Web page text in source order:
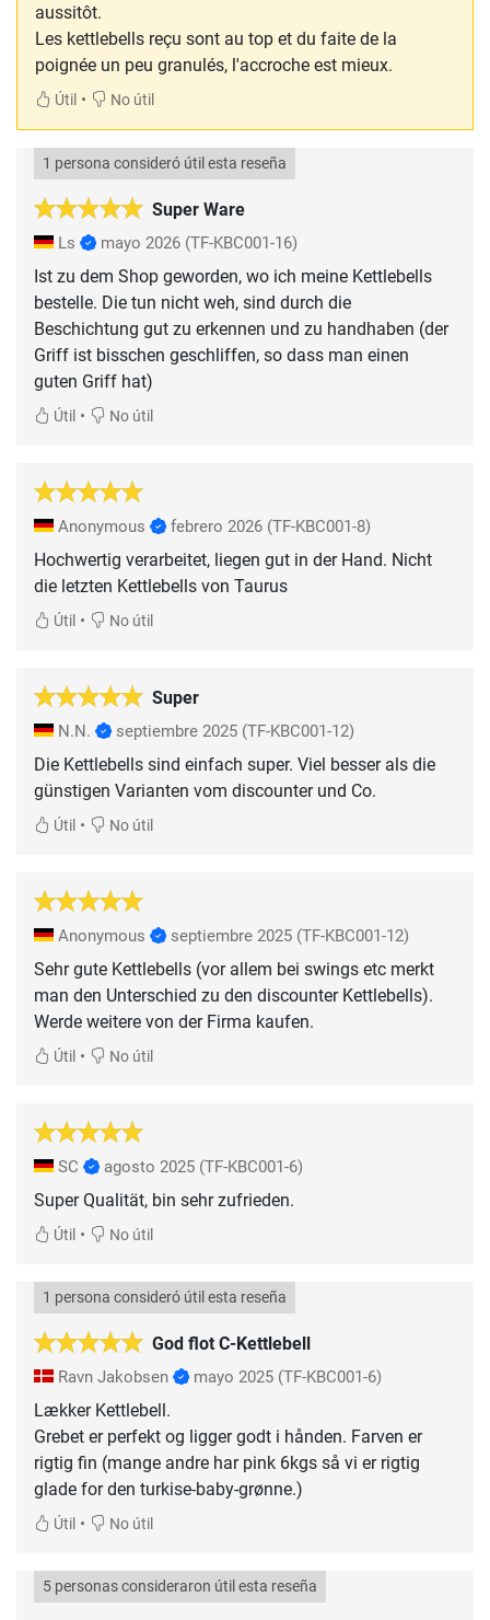
aussitôt.
Les kettlebells reçu sont au top et du faite de la
poignée un peu granulés, l'accroche est mieux.
Útil • No útil
Super Ware
1 persona consideró útil esta reseña
Ls mayo 2026 (TF-KBC001-16)
Ist zu dem Shop geworden, wo ich meine Kettlebells
bestelle. Die tun nicht weh, sind durch die
Beschichtung gut zu erkennen und zu handhaben (der
Griff ist bisschen geschliffen, so dass man einen
guten Griff hat)
Útil • No útil
Anonymous febrero 2026 (TF-KBC001-8)
Hochwertig verarbeitet, liegen gut in der Hand. Nicht
die letzten Kettlebells von Taurus
Útil • No útil
Super
N.N. septiembre 2025 (TF-KBC001-12)
Die Kettlebells sind einfach super. Viel besser als die
günstigen Varianten vom discounter und Co.
Útil • No útil
Anonymous septiembre 2025 (TF-KBC001-12)
Sehr gute Kettlebells (vor allem bei swings etc merkt
man den Unterschied zu den discounter Kettlebells).
Werde weitere von der Firma kaufen.
Útil • No útil
SC agosto 2025 (TF-KBC001-6)
Super Qualität, bin sehr zufrieden.
Útil • No útil
God flot C-Kettlebell
1 persona consideró útil esta reseña
Ravn Jakobsen mayo 2025 (TF-KBC001-6)
Lækker Kettlebell.
Grebet er perfekt og ligger godt i hånden. Farven er
rigtig fin (mange andre har pink 6kgs så vi er rigtig
glade for den turkise-baby-grønne.)
Útil • No útil
5 personas consideraron útil esta reseña